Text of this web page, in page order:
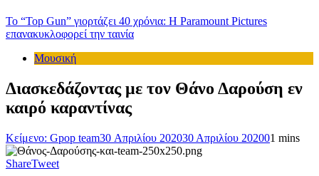
Το “Top Gun” γιορτάζει 40 χρόνια: Η Paramount Pictures
επανακυκλοφορεί την ταινία
Μουσική
Διασκεδάζοντας με τον Θάνο Δαρούση εν
καιρό καραντίνας
Κείμενο: Gpop team30 Απριλίου 202030 Απριλίου 202001 mins
ShareTweet